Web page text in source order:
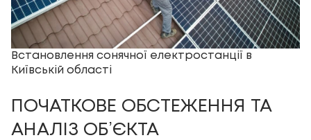
Встановлення сонячної електростанції в
Київській області
ПОЧАТКОВЕ ОБСТЕЖЕННЯ ТА
АНАЛІЗ ОБ’ЄКТА